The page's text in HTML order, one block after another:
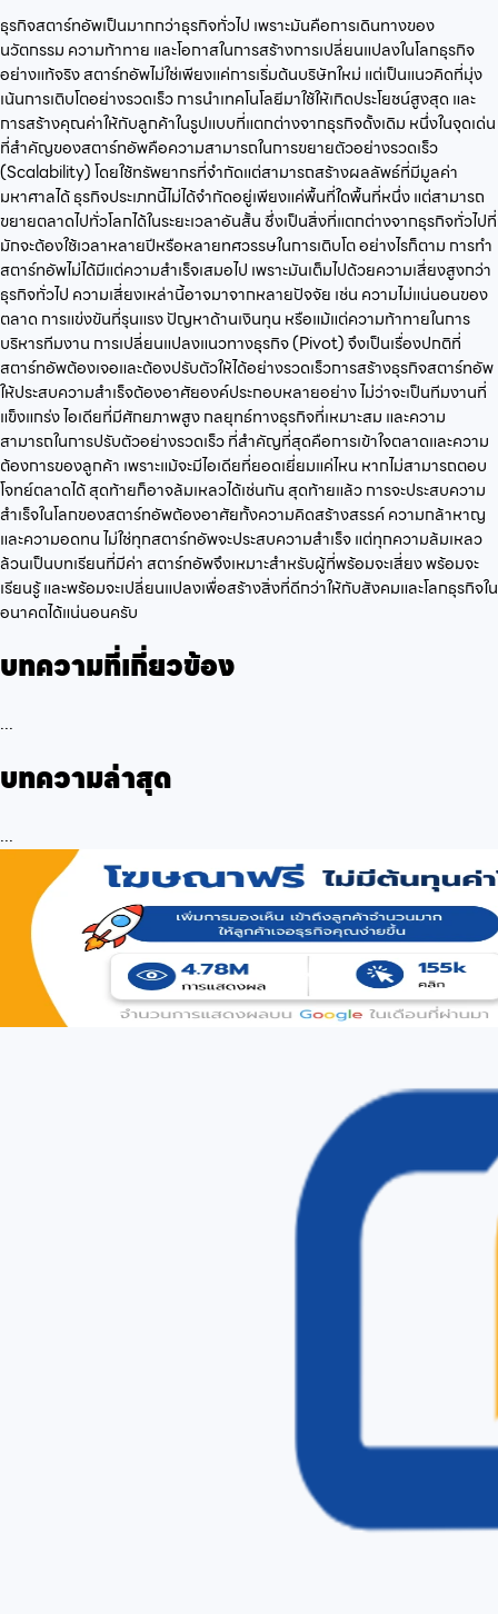
ธุรกิจสตาร์ทอัพเป็นมากกว่าธุรกิจทั่วไป เพราะมันคือการเดินทางของ
นวัตกรรม ความท้าทาย และโอกาสในการสร้างการเปลี่ยนแปลงในโลกธุรกิจ
อย่างแท้จริง สตาร์ทอัพไม่ใช่เพียงแค่การเริ่มต้นบริษัทใหม่ แต่เป็นแนวคิดที่มุ่ง
เน้นการเติบโตอย่างรวดเร็ว การนำเทคโนโลยีมาใช้ให้เกิดประโยชน์สูงสุด และ
การสร้างคุณค่าให้กับลูกค้าในรูปแบบที่แตกต่างจากธุรกิจดั้งเดิม หนึ่งในจุดเด่น
ที่สำคัญของสตาร์ทอัพคือความสามารถในการขยายตัวอย่างรวดเร็ว
(Scalability) โดยใช้ทรัพยากรที่จำกัดแต่สามารถสร้างผลลัพธ์ที่มีมูลค่า
มหาศาลได้ ธุรกิจประเภทนี้ไม่ได้จำกัดอยู่เพียงแค่พื้นที่ใดพื้นที่หนึ่ง แต่สามารถ
ขยายตลาดไปทั่วโลกได้ในระยะเวลาอันสั้น ซึ่งเป็นสิ่งที่แตกต่างจากธุรกิจทั่วไปที่
มักจะต้องใช้เวลาหลายปีหรือหลายทศวรรษในการเติบโต อย่างไรก็ตาม การทำ
สตาร์ทอัพไม่ได้มีแต่ความสำเร็จเสมอไป เพราะมันเต็มไปด้วยความเสี่ยงสูงกว่า
ธุรกิจทั่วไป ความเสี่ยงเหล่านี้อาจมาจากหลายปัจจัย เช่น ความไม่แน่นอนของ
ตลาด การแข่งขันที่รุนแรง ปัญหาด้านเงินทุน หรือแม้แต่ความท้าทายในการ
บริหารทีมงาน การเปลี่ยนแปลงแนวทางธุรกิจ (Pivot) จึงเป็นเรื่องปกติที่
สตาร์ทอัพต้องเจอและต้องปรับตัวให้ได้อย่างรวดเร็วการสร้างธุรกิจสตาร์ทอัพ
ให้ประสบความสำเร็จต้องอาศัยองค์ประกอบหลายอย่าง ไม่ว่าจะเป็นทีมงานที่
แข็งแกร่ง ไอเดียที่มีศักยภาพสูง กลยุทธ์ทางธุรกิจที่เหมาะสม และความ
สามารถในการปรับตัวอย่างรวดเร็ว ที่สำคัญที่สุดคือการเข้าใจตลาดและความ
ต้องการของลูกค้า เพราะแม้จะมีไอเดียที่ยอดเยี่ยมแค่ไหน หากไม่สามารถตอบ
โจทย์ตลาดได้ สุดท้ายก็อาจล้มเหลวได้เช่นกัน สุดท้ายแล้ว การจะประสบความ
สำเร็จในโลกของสตาร์ทอัพต้องอาศัยทั้งความคิดสร้างสรรค์ ความกล้าหาญ
และความอดทน ไม่ใช่ทุกสตาร์ทอัพจะประสบความสำเร็จ แต่ทุกความล้มเหลว
ล้วนเป็นบทเรียนที่มีค่า สตาร์ทอัพจึงเหมาะสำหรับผู้ที่พร้อมจะเสี่ยง พร้อมจะ
เรียนรู้ และพร้อมจะเปลี่ยนแปลงเพื่อสร้างสิ่งที่ดีกว่าให้กับสังคมและโลกธุรกิจใน
อนาคตได้แน่นอนครับ
บทความที่เกี่ยวข้อง
...
บทความล่าสุด
...